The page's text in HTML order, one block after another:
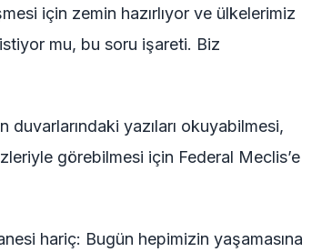
için zemin hazırlıyor ve ülkelerimiz
istiyor mu, bu soru işareti. Biz
duvarlarındaki yazıları okuyabilmesi,
görebilmesi için Federal Meclis’e
hariç: Bugün hepimizin yaşamasına